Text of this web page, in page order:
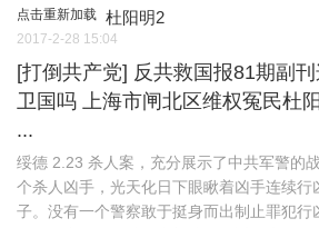
点击重新加载 杜阳明2
2017-2-28 15:04
[打倒共产党] 反共救国报81期副
卫国吗 上海市闸北区维权冤民杜
...
绥德 2.23 杀人案，充分展示了中共军警的
个杀人凶手，光天化日下眼瞅着凶手连续行
子。没有一个警察敢于挺身而出制止罪犯行